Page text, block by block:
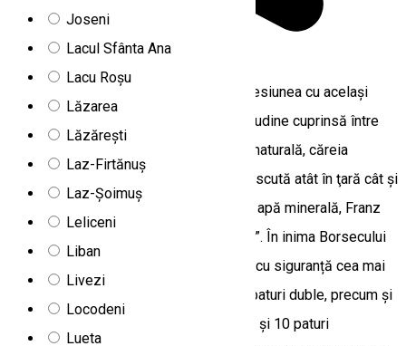
Joseni
Lacul Sfânta Ana
Lacu Roșu
Lăzarea
Lăzărești
Laz-Firtănuș
Laz-Șoimuș
Leliceni
Liban
Livezi
Locodeni
Lueta
Localitatea Borsec se situează în depresiunea cu acelaşi
nume, în N-E judeţului Harghita, la o altitudine cuprinsă între
850-930 m. Cea mai relevantă bogăţie naturală, căreia
Borsecul îi datorează şi renumele, cunoscută atât în ţară cât şi
în străinătate, o constituie izvoarele de apă minerală, Franz
Josef a numit „ Regele Apelor minerale”. În inima Borsecului
se afla Villa Bella, proaspăt renovata și cu siguranță cea mai
frumoasa . Vila vă oferă 16 camere cu paturi duble, precum și
cu 2 apartamente a cate 4 paturi fiecare şi 10 paturi